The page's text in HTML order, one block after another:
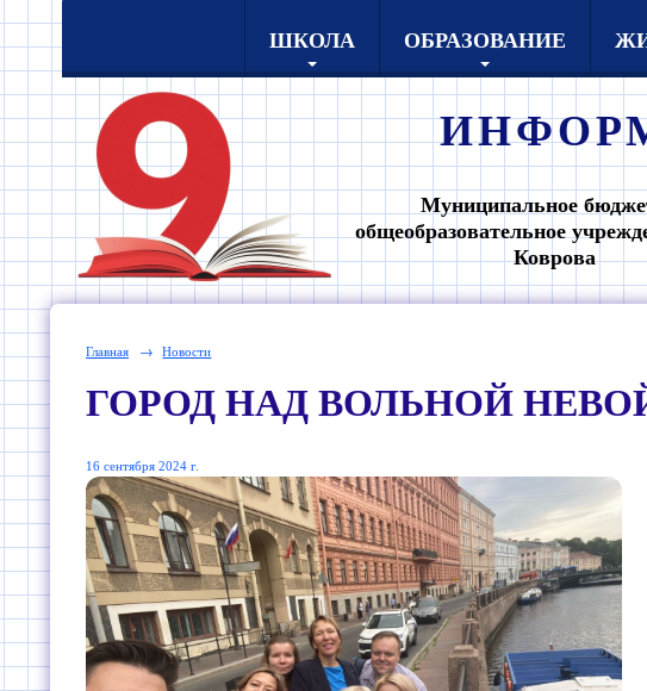
ШКОЛА ОБРАЗОВАНИЕ
Муниципальное
общеобразовательное
Коврова
Главная → Новости
ГОРОД НАД ВОЛЬНОЙ
16 сентября 2024 г.